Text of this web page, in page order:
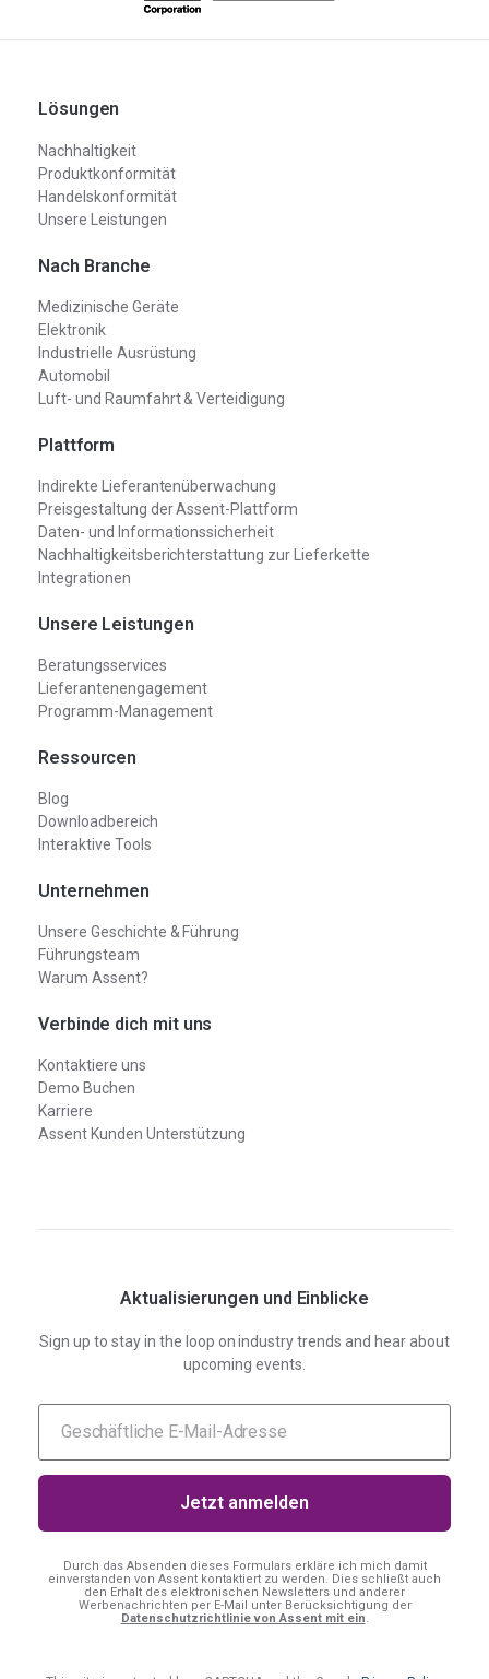
Lösungen
Nachhaltigkeit
Produktkonformität
Handelskonformität
Unsere Leistungen
Nach Branche
Medizinische Geräte
Elektronik
Industrielle Ausrüstung
Automobil
Luft- und Raumfahrt & Verteidigung
Plattform
Indirekte Lieferantenüberwachung
Preisgestaltung der Assent-Plattform
Daten- und Informationssicherheit
Nachhaltigkeitsberichterstattung zur Lieferkette
Integrationen
Unsere Leistungen
Beratungsservices
Lieferantenengagement
Programm-Management
Ressourcen
Blog
Downloadbereich
Interaktive Tools
Unternehmen
Unsere Geschichte & Führung
Führungsteam
Warum Assent?
Verbinde dich mit uns
Kontaktiere uns
Demo Buchen
Karriere
Assent Kunden Unterstützung
Aktualisierungen und Einblicke
Sign up to stay in the loop on industry trends and hear about
upcoming events.
Durch das Absenden dieses Formulars erkläre ich mich damit
einverstanden von Assent kontaktiert zu werden. Dies schließt auch
den Erhalt des elektronischen Newsletters und anderer
Werbenachrichten per E-Mail unter Berücksichtigung der
Datenschutzrichtlinie von Assent mit ein.